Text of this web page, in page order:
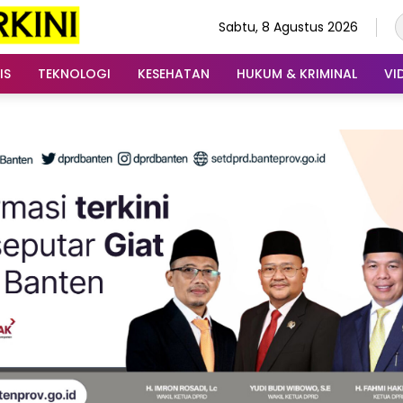
Sabtu, 8 Agustus 2026
TEKNOLOGI KESEHATAN HUKUM & KRIMINAL